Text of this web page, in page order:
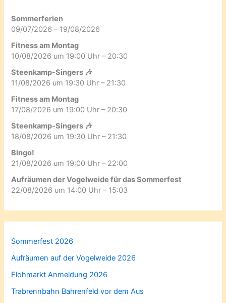
Sommerferien
09/07/2026 – 19/08/2026
Fitness am Montag
10/08/2026 um 19:00 Uhr – 20:30
Steenkamp-Singers 🎶
11/08/2026 um 19:30 Uhr – 21:30
Fitness am Montag
17/08/2026 um 19:00 Uhr – 20:30
Steenkamp-Singers 🎶
18/08/2026 um 19:30 Uhr – 21:30
Bingo!
21/08/2026 um 19:00 Uhr – 22:00
Aufräumen der Vogelweide für das Sommerfest
22/08/2026 um 14:00 Uhr – 15:03
Sommerfest 2026
Aufräumen auf der Vogelweide 2026
Flohmarkt Anmeldung 2026
Trabrennbahn Bahrenfeld vor dem Aus